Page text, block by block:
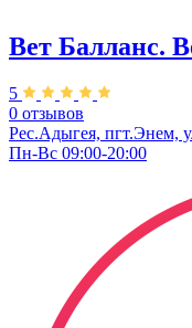
Вет Балланс.
5
0 отзывов
Рес.Адыгея, пгт.Энем,
Пн-Вс 09:00-20:00